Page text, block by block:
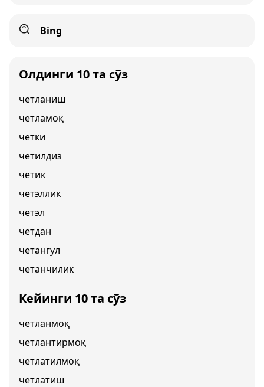
Bing
Олдинги 10 та сўз
четланиш
четламоқ
четки
четилдиз
четик
четэллик
четэл
четдан
четангул
четанчилик
Кейинги 10 та сўз
четланмоқ
четлантирмоқ
четлатилмоқ
четлатиш